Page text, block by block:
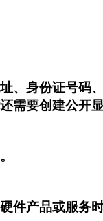
、身份证号码
需要创建公开
产品或服务